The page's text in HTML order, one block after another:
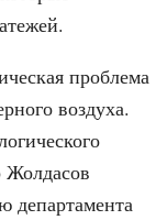
проблема
воздуха.
Жолдасов
департамента